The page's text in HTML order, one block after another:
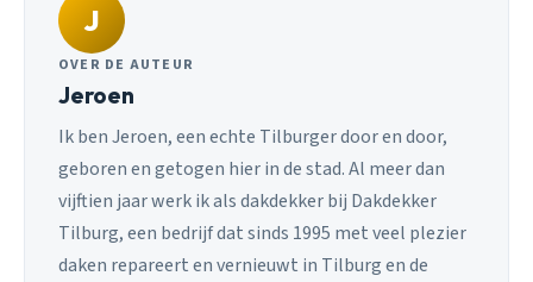
J
OVER DE AUTEUR
Jeroen
Ik ben Jeroen, een echte Tilburger door en door,
geboren en getogen hier in de stad. Al meer dan
vijftien jaar werk ik als dakdekker bij Dakdekker
Tilburg, een bedrijf dat sinds 1995 met veel plezier
daken repareert en vernieuwt in Tilburg en de